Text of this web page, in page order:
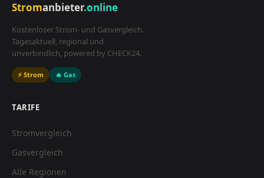
Stromanbieter.online
Kostenloser Strom- und Gasvergleich.
Tagesaktuell, regional und
unverbindlich, powered by CHECK24.
⚡ Strom 🔥 Gas
TARIFE
Stromvergleich
Gasvergleich
Alle Regionen